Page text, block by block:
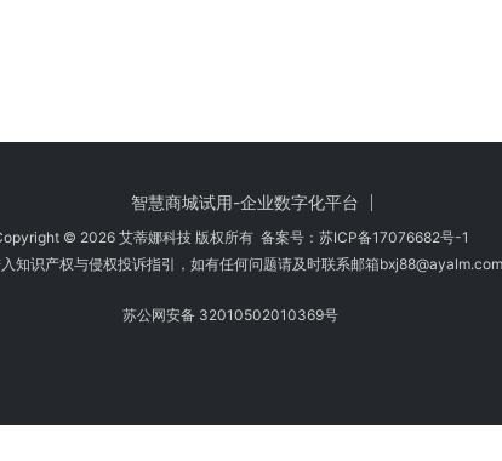
智慧商城试用-企业数字化平台
© 2026 艾蒂娜科技 版权所有 备案号： 苏ICP备17076682号-1
知识产权与侵权投诉指引，如有任何问题请及时联系邮箱bxj88@ayalm.com
苏公网安备 32010502010369号